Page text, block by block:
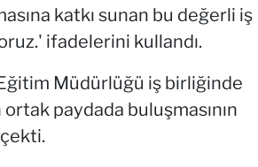
katkı sunan bu değerli iş
ifadelerini kullandı.
Müdürlüğü iş birliğinde
paydada buluşmasının